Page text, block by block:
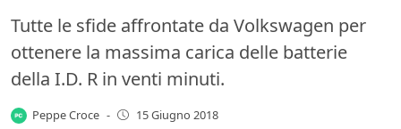
Tutte le sfide affrontate da Volkswagen per
ottenere la massima carica delle batterie
della I.D. R in venti minuti.
Peppe Croce - 15 Giugno 2018